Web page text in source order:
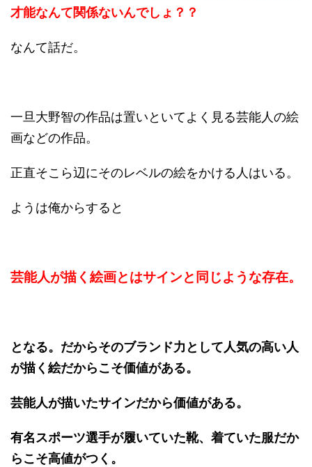
才能なんて関係ないんでしょ？？
なんて話だ。
一旦大野智の作品は置いといてよく見る芸能人の絵
画などの作品。
正直そこら辺にそのレベルの絵をかける人はいる。
ようは俺からすると
芸能人が描く絵画とはサインと同じような存在。
となる。だからそのブランド力として人気の高い人
が描く絵だからこそ価値がある。
芸能人が描いたサインだから価値がある。
有名スポーツ選手が履いていた靴、着ていた服だか
らこそ高値がつく。